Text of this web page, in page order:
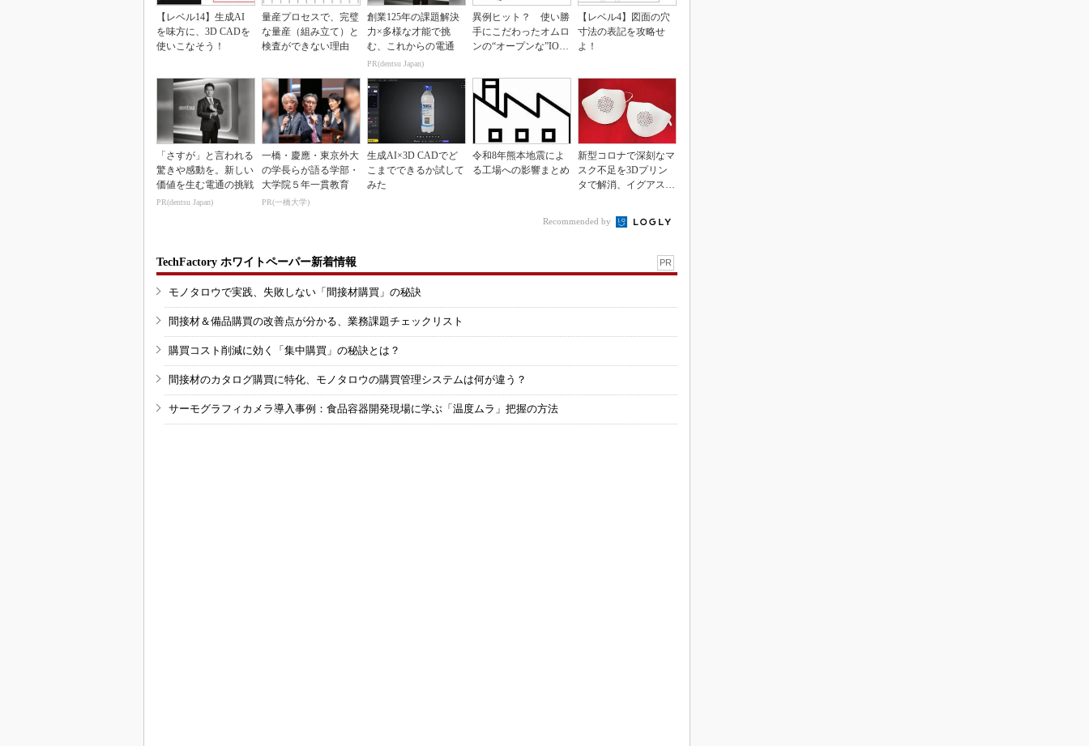
【レベル14】生成AI
を味方に、3D CADを
使いこなそう！
量産プロセスで、完璧
な量産（組み立て）と
検査ができない理由
創業125年の課題解決
力×多様な才能で挑
む、これからの電通
PR(dentsu Japan)
異例ヒット？ 使い勝
手にこだわったオムロ
ンの“オープンな”IO-L
【レベル4】図面の穴
寸法の表記を攻略せ
よ！
「さすが」と言われる
驚きや感動を。新しい
価値を生む電通の挑戦
PR(dentsu Japan)
一橋・慶應・東京外大
の学長らが語る学部・
大学院５年一貫教育
PR(一橋大学)
生成AI×3D CADでど
こまでできるか試して
みた
令和8年熊本地震によ
る工場への影響まとめ
新型コロナで深刻なマ
スク不足を3Dプリン
タで解消、イグアスが
Recommended by
TechFactory ホワイトペーパー新着情報 PR
モノタロウで実践、失敗しない「間接材購買」の秘訣
間接材＆備品購買の改善点が分かる、業務課題チェックリスト
購買コスト削減に効く「集中購買」の秘訣とは？
間接材のカタログ購買に特化、モノタロウの購買管理システムは何が違う？
サーモグラフィカメラ導入事例：食品容器開発現場に学ぶ「温度ムラ」把握の方法